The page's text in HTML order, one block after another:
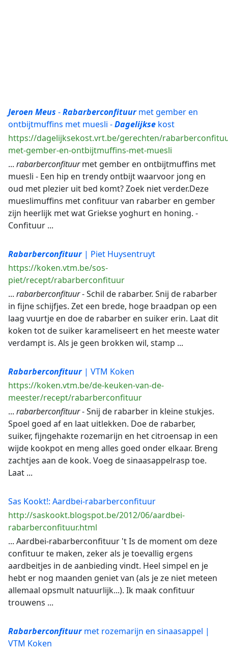
Jeroen Meus -Rabarberconfituurmet gember en
ontbijtmuffins met muesli -Dagelijkse kost
https://dagelijksekost.vrt.be/gerechten/
met-gember-en-ontbijtmuffins-met-muesli
... rabarberconfituurmet gember en ontbijtmuffins met
muesli - Een hip en trendy ontbijt waarvoor jong en
oud met plezier uit bed komt? Zoek niet verder.Deze
mueslimuffins met confituur van rabarber en gember
zijn heerlijk met wat Griekse yoghurt en honing. -
Confituur ...
Rabarberconfituur| Piet Huysentruyt
https://koken.vtm.be/sos-
piet/recept/rabarberconfituur
... rabarberconfituur- Schil de rabarber. Snij de rabarber
in fijne schijfjes. Zet een brede, hoge braadpan op een
laag vuurtje en doe de rabarber en suiker erin. Laat dit
koken tot de suiker karameliseert en het meeste water
verdampt is. Als je geen brokken wil, stamp ...
Rabarberconfituur| VTM Koken
https://koken.vtm.be/de-keuken-van-de-
meester/recept/rabarberconfituur
... rabarberconfituur- Snij de rabarber in kleine stukjes.
Spoel goed af en laat uitlekken. Doe de rabarber,
suiker, fijngehakte rozemarijn en het citroensap in een
wijde kookpot en meng alles goed onder elkaar. Breng
zachtjes aan de kook. Voeg de sinaasappelrasp toe.
Laat ...
Sas Kookt!: Aardbei-rabarberconfituur
http://saskookt.blogspot.be/2012/06/aardbei-
rabarberconfituur.html
... Aardbei-rabarberconfituur 't Is de moment om deze
confituur te maken, zeker als je toevallig ergens
aardbeitjes in de aanbieding vindt. Heel simpel en je
hebt er nog maanden geniet van (als je ze niet meteen
allemaal opsmult natuurlijk...). Ik maak confituur
trouwens ...
Rabarberconfituurmet rozemarijn en sinaasappel |
VTM Koken